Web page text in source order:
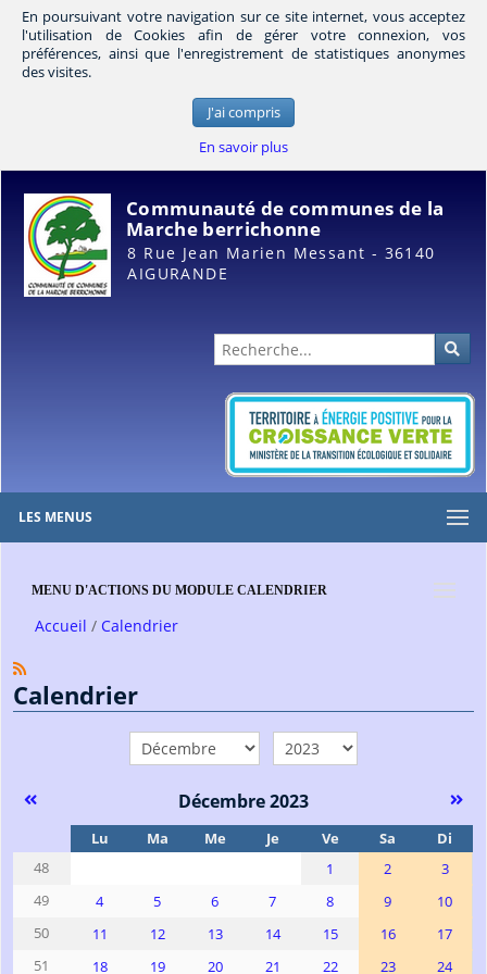
En poursuivant votre navigation sur ce site internet, vous acceptez
l'utilisation de Cookies afin de gérer votre connexion, vos
préférences, ainsi que l'enregistrement de statistiques anonymes
des visites.
J'ai compris
En savoir plus
Communauté de communes de la
Marche berrichonne
8 Rue Jean Marien Messant - 36140
AIGURANDE
LES MENUS
MENU D'ACTIONS DU MODULE CALENDRIER
Accueil Calendrier
Calendrier
mois année
Décembre 2023
Lu Ma Me Je Ve Sa
Di
48
1 2
3
49
4 5 6 7 8 9
10
50
11 12 13 14 15 16
17
51
18 19 20 21 22 23 24